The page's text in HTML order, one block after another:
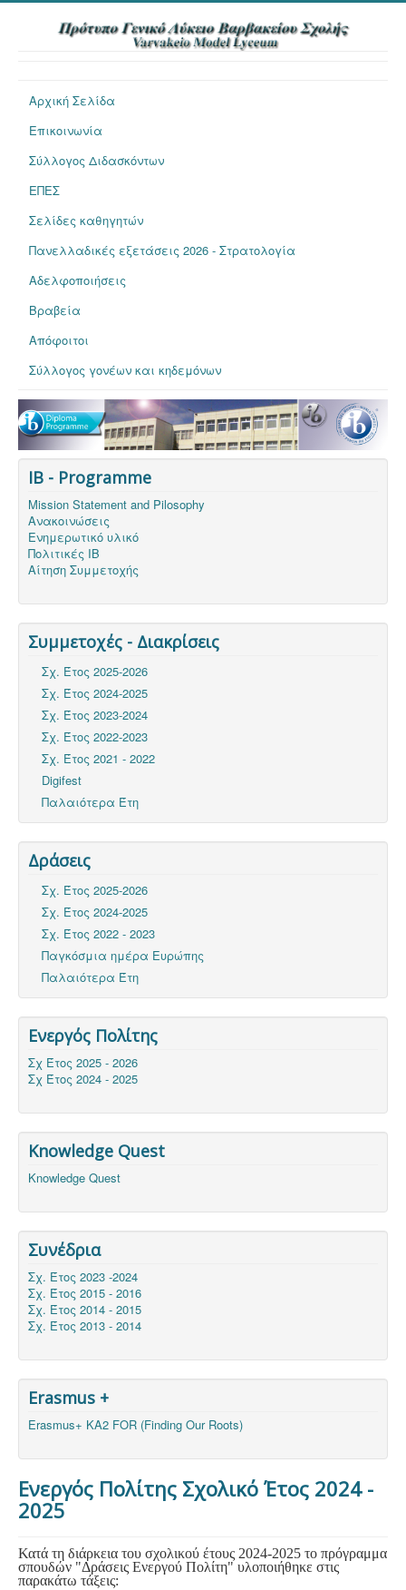
Αρχική Σελίδα
Επικοινωνία
Σύλλογος Διδασκόντων
ΕΠΕΣ
Σελίδες καθηγητών
Πανελλαδικές εξετάσεις 2026 - Στρατολογία
Αδελφοποιήσεις
Βραβεία
Απόφοιτοι
Σύλλογος γονέων και κηδεμόνων
IB - Programme
Mission Statement and Pilosophy
Ανακοινώσεις
Ενημερωτικό υλικό
Πολιτικές ΙΒ
Αίτηση Συμμετοχής
Συμμετοχές - Διακρίσεις
Σχ. Έτος 2025-2026
Σχ. Έτος 2024-2025
Σχ. Έτος 2023-2024
Σχ. Έτος 2022-2023
Σχ. Έτος 2021 - 2022
Digifest
Παλαιότερα Έτη
Δράσεις
Σχ. Έτος 2025-2026
Σχ. Έτος 2024-2025
Σχ. Έτος 2022 - 2023
Παγκόσμια ημέρα Ευρώπης
Παλαιότερα Έτη
Ενεργός Πολίτης
Σχ Έτος 2025 - 2026
Σχ Έτος 2024 - 2025
Knowledge Quest
Knowledge Quest
Συνέδρια
Σχ. Έτος 2023 -2024
Σχ. Έτος 2015 - 2016
Σχ. Έτος 2014 - 2015
Σχ. Έτος 2013 - 2014
Erasmus +
Erasmus+ KA2 FOR (Finding Our Roots)
Ενεργός Πολίτης Σχολικό Έτος 2024 -
2025
Κατά τη διάρκεια του σχολικού έτους 2024-2025 το πρόγραμμα
σπουδών "Δράσεις Ενεργού Πολίτη" υλοποιήθηκε στις
παρακάτω τάξεις: